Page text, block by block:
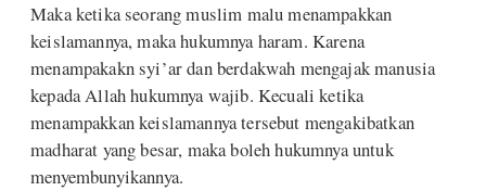
Maka ketika seorang muslim malu menampakkan
keislamannya, maka hukumnya haram. Karena
menampakakn syi’ar dan berdakwah mengajak manusia
kepada Allah hukumnya wajib. Kecuali ketika
menampakkan keislamannya tersebut mengakibatkan
madharat yang besar, maka boleh hukumnya untuk
menyembunyikannya.